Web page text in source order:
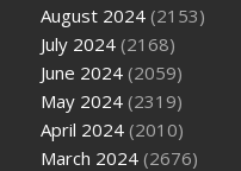
August 2024 (2153)
July 2024 (2168)
June 2024 (2059)
May 2024 (2319)
April 2024 (2010)
March 2024 (2676)